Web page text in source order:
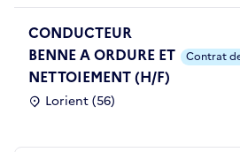
CONDUCTEUR
BENNE A ORDURE ET
NETTOIEMENT (H/F)
Lorient (56)
Contrat